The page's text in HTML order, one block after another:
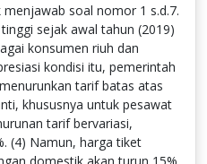
soal nomor 1 s.d.7.
sejak awal tahun (2019)
konsumen riuh dan
kondisi itu, pemerintah
tarif batas atas
khususnya untuk pesawat
tarif bervariasi,
(4) Namun, harga tiket